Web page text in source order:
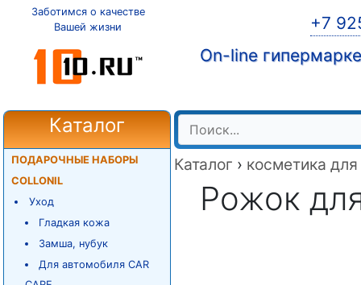
Заботимся о качестве
Вашей жизни
+7
On-line
Каталог
ПОДАРОЧНЫЕ НАБОРЫ
COLLONIL
Уход
Гладкая кожа
Замша, нубук
Для автомобиля CAR
Каталог › косметика
Рожок